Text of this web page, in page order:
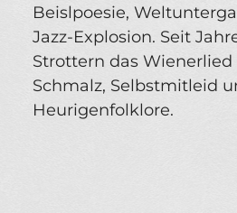
Beislpoesie,
Jazz-Explosion. Seit
Strottern das
Schmalz, Selbstmitleid
Heurigenfolklore.